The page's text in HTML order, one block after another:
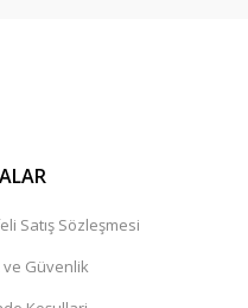
Satış Sözleşmesi
ve Güvenlik